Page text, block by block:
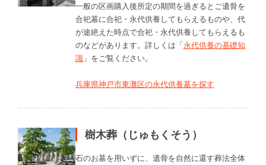
一般の区画購入後所定の期間を過ぎるとご遺骨を
合祀墓に合祀・永代供養してもらえるものや、代
が途絶えた時点で合祀・永代供養してもらえるも
のなどがあります。詳しくは「永代供養の基礎知
識 」をご覧ください。
兵庫県神戸市東灘区の永代供養墓を探す
樹木葬（じゅもくそう）
石のお墓を用いずに、遺骨を自然に還す葬法全体